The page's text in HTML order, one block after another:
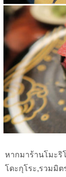
หากมาร้านโมะริ
โดะกุโระ,รวมมิ